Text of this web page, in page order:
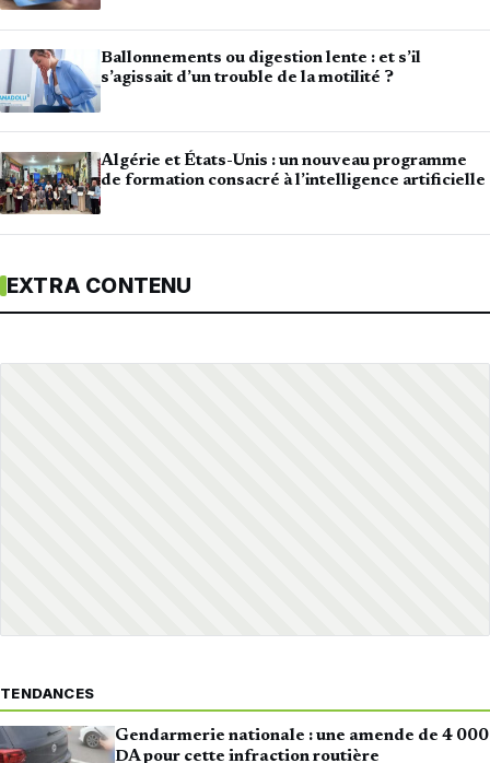
Ballonnements ou digestion lente : et s’il
s’agissait d’un trouble de la motilité ?
Algérie et États-Unis : un nouveau programme
de formation consacré à l’intelligence artificielle
EXTRA CONTENU
TENDANCES
Gendarmerie nationale : une amende de 4 000
DA pour cette infraction routière